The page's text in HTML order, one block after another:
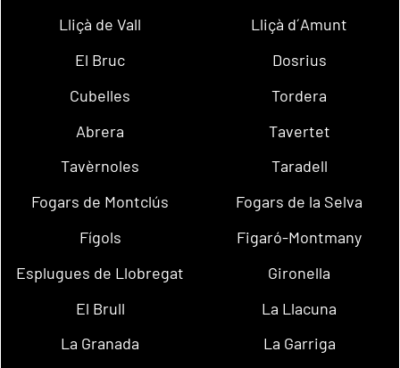
Lliçà de Vall
Lliçà d´Amunt
El Bruc
Dosrius
Cubelles
Tordera
Abrera
Tavertet
Tavèrnoles
Taradell
Fogars de Montclús
Fogars de la Selva
Fígols
Figaró-Montmany
Esplugues de Llobregat
Gironella
El Brull
La Llacuna
La Granada
La Garriga